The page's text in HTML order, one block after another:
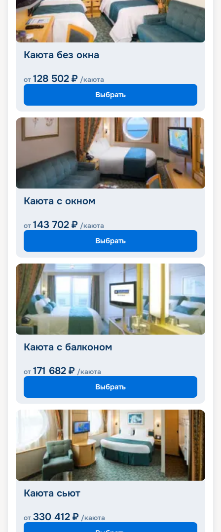
Каюта без окна
от 128 502 ₽ /каюта
Выбрать
Каюта с окном
от 143 702 ₽ /каюта
Выбрать
Каюта с балконом
от 171 682 ₽ /каюта
Выбрать
Каюта сьют
от 330 412 ₽ /каюта